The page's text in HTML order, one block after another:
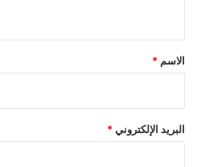
*
الاسم *
البريد الإلكتروني *